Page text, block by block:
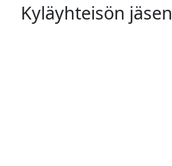
Kyläyhteisön jäsen